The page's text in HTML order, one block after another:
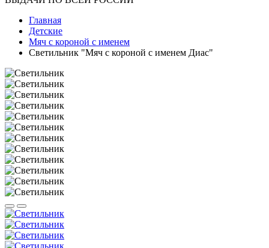
Главная
Детские
Мяч с короной с именем
Светильник "Мяч с короной с именем Диас"